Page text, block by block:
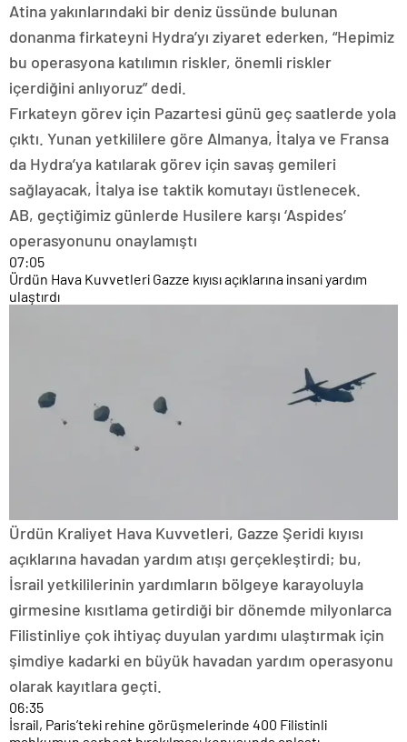
Atina yakınlarındaki bir deniz üssünde bulunan
donanma firkateyni Hydra’yı ziyaret ederken, “Hepimiz
bu operasyona katılımın riskler, önemli riskler
içerdiğini anlıyoruz” dedi.
Fırkateyn görev için Pazartesi günü geç saatlerde yola
çıktı. Yunan yetkililere göre Almanya, İtalya ve Fransa
da Hydra’ya katılarak görev için savaş gemileri
sağlayacak, İtalya ise taktik komutayı üstlenecek.
AB, geçtiğimiz günlerde Husilere karşı ‘Aspides’
operasyonunu onaylamıştı
07:05
Ürdün Hava Kuvvetleri Gazze kıyısı açıklarına insani yardım
ulaştırdı
Ürdün Kraliyet Hava Kuvvetleri, Gazze Şeridi kıyısı
açıklarına havadan yardım atışı gerçekleştirdi; bu,
İsrail yetkililerinin yardımların bölgeye karayoluyla
girmesine kısıtlama getirdiği bir dönemde milyonlarca
Filistinliye çok ihtiyaç duyulan yardımı ulaştırmak için
şimdiye kadarki en büyük havadan yardım operasyonu
olarak kayıtlara geçti.
06:35
İsrail, Paris’teki rehine görüşmelerinde 400 Filistinli